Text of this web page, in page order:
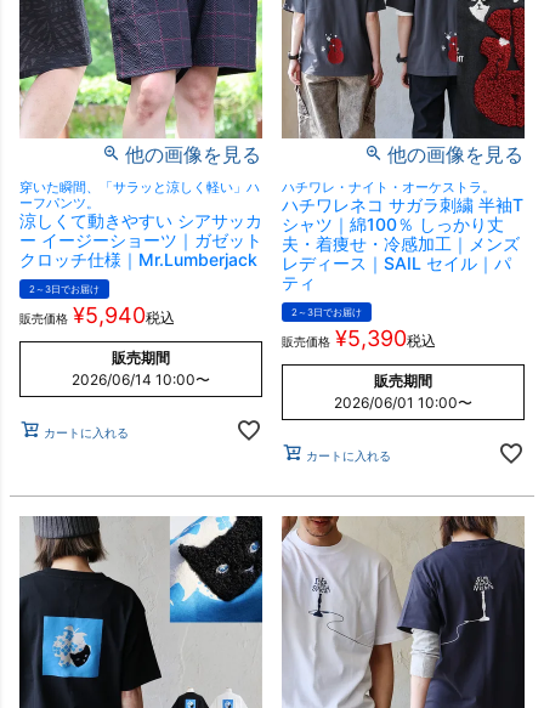
他の画像を見る
穿いた瞬間、「サラッと涼しく軽い」ハ
ーフパンツ。
涼しくて動きやすい シアサッカ
ー イージーショーツ｜ガゼット
クロッチ仕様｜Mr.Lumberjack
2～3日でお届け
販売価格 ¥5,940税込
販売期間
2026/06/14 10:00〜
カートに入れる
他の画像を見る
ハチワレ・ナイト・オーケストラ。
ハチワレネコ サガラ刺繍 半袖T
シャツ｜綿100％ しっかり丈
夫・着痩せ・冷感加工｜メンズ
レディース｜SAIL セイル｜パ
ティ
2～3日でお届け
販売価格 ¥5,390税込
販売期間
2026/06/01 10:00〜
カートに入れる